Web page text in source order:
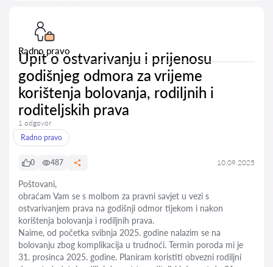
Radno pravo
Upit o ostvarivanju i prijenosu
godišnjeg odmora za vrijeme
korištenja bolovanja, rodiljnih i
roditeljskih prava
1 odgovor
Radno pravo
0 487 10.09.2025
Poštovani,
obraćam Vam se s molbom za pravni savjet u vezi s
ostvarivanjem prava na godišnji odmor tijekom i nakon
korištenja bolovanja i rodiljnih prava.
Naime, od početka svibnja 2025. godine nalazim se na
bolovanju zbog komplikacija u trudnoći. Termin poroda mi je
31. prosinca 2025. godine. Planiram koristiti obvezni rodiljni